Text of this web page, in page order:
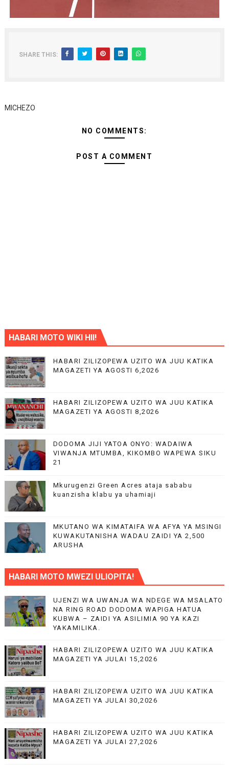
SHARE THIS:
MICHEZO
NO COMMENTS:
POST A COMMENT
HABARI MOTO WIKI HII!
HABARI ZILIZOPEWA UZITO WA JUU KATIKA
MAGAZETI YA AGOSTI 6,2026
HABARI ZILIZOPEWA UZITO WA JUU KATIKA
MAGAZETI YA AGOSTI 8,2026
DODOMA JIJI YATOA ONYO: WADAIWA
VIWANJA MTUMBA, KIKOMBO WAPEWA SIKU
21
Mkurugenzi Green Acres ataja sababu
kuanzisha klabu ya uhamiaji
MKUTANO WA KIMATAIFA WA AFYA YA MSINGI
KUWAKUTANISHA WADAU ZAIDI YA 2,500
ARUSHA
HABARI MOTO MWEZI ULIOPITA!
UJENZI WA UWANJA WA NDEGE WA MSALATO
NA RING ROAD DODOMA WAPIGA HATUA
KUBWA – ZAIDI YA ASILIMIA 90 YA KAZI
YAKAMILIKA.
HABARI ZILIZOPEWA UZITO WA JUU KATIKA
MAGAZETI YA JULAI 15,2026
HABARI ZILIZOPEWA UZITO WA JUU KATIKA
MAGAZETI YA JULAI 30,2026
HABARI ZILIZOPEWA UZITO WA JUU KATIKA
MAGAZETI YA JULAI 27,2026